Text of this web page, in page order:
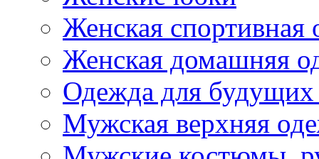
Женская спортивная
Женская домашняя
Одежда для
Мужская верхняя